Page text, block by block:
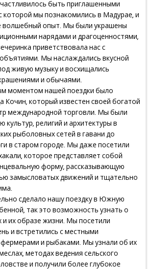
быть приглашенными
которой мы познакомились в Мадурае, и
волшебный опыт. Мы были украшены
нарядами и драгоценностями,
приветствовала нас с
Мы наслаждались вкусной
живую музыку и восхищались
и обычаями.
моментом нашей поездки было
Кочин, который известен своей богатой
международной торговли. Мы были
культур, религий и архитектуры в
рыболовных сетей в гавани до
в старом городе. Мы даже посетили
которое представляет собой
форму, рассказывающую
замысловатых движений и тщательно
сделало нашу поездку в Южную
так это возможность узнать о
их образе жизни. Мы посетили
и встретились с местными
и рыбаками. Мы узнали об их
методах ведения сельского
и получили более глубокое